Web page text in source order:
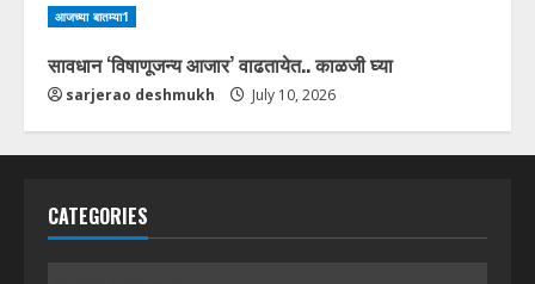
आजच्या बातम्या1
सावधान ‘विषाणूजन्य आजार’ वाढतायेत.. काळजी घ्या
sarjerao deshmukh July 10, 2026
CATEGORIES